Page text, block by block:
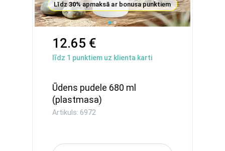
Līdz30%apmaksā ar bonusa punktiem
12.65 €
līdz 1 punktiem uz klienta karti
Ūdens pudele 680 ml
(plastmasa)
Artikuls: 6972